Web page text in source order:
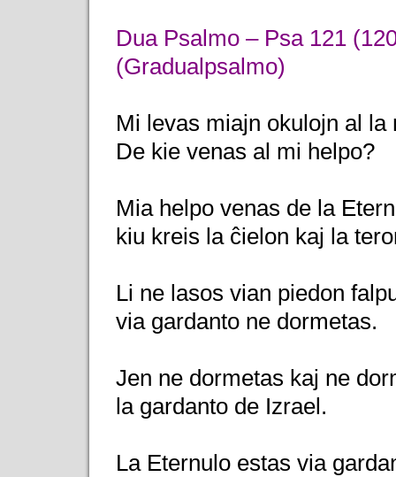
Dua Psalmo – Psa 121
(Gradualpsalmo)
Mi levas miajn okulojn al la
De kie venas al mi helpo?
Mia helpo venas de la
kiu kreis la ĉielon kaj la
Li ne lasos vian piedon
via gardanto ne dormetas.
Jen ne dormetas kaj ne
la gardanto de Izrael.
La Eternulo estas via